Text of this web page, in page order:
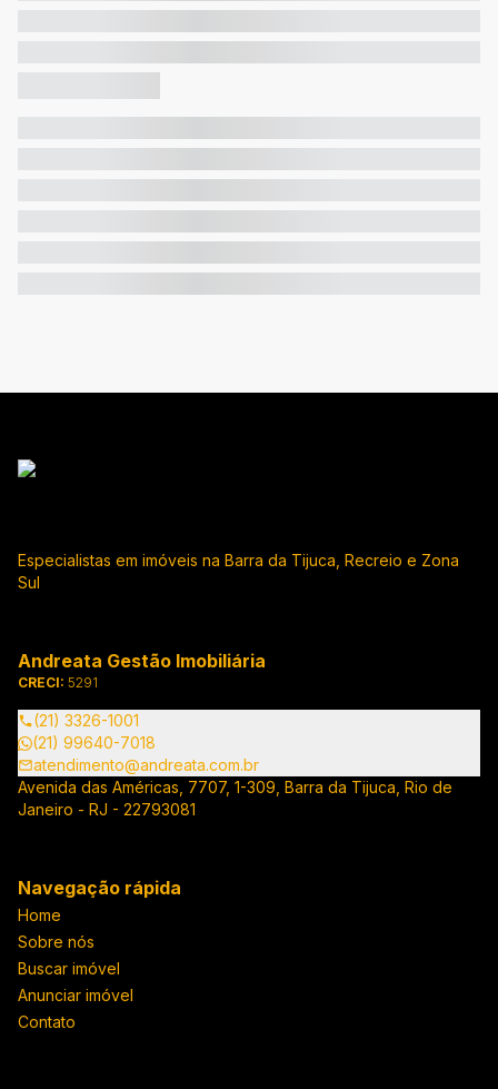
Especialistas em imóveis na Barra da Tijuca, Recreio e Zona
Sul
Andreata Gestão Imobiliária
CRECI: 5291
(21) 3326-1001
(21) 99640-7018
atendimento@andreata.com.br
Avenida das Américas, 7707, 1-309, Barra da Tijuca, Rio de
Janeiro - RJ - 22793081
Navegação rápida
Home
Sobre nós
Buscar imóvel
Anunciar imóvel
Contato